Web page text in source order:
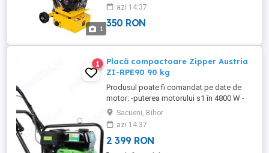
1
azi 14:37
350 RON
1
Placă compactoare Zipper Austria
ZI-RPE90 90 kg
Produsul poate fi comandat pe date de
motor: -puterea motorului s1 în 4800 W -
tipul motorului 1-Zylinder 4-Takt OHV
Motor -capacitatea de combustibil în 3.6 l
-tipul combustibilului Benzina -forța
centrifugă în 13 kN -grosimea plăcii în mm
Sacueni, Bihor
azi 14:37
2 399 RON